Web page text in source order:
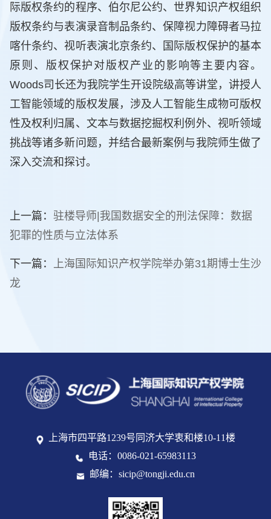
际版权条约的程序、伯尔尼公约、世界知识产权组织
版权条约与表演录音制品条约、保障视力障碍者马拉
喀什条约、视听表演北京条约、国际版权保护的基本
原则、版权保护对版权产业的影响等主要内容。
Woods司长还为我院学生开设院级高等讲堂，讲授人
工智能领域的版权发展，涉及人工智能生成物可版权
性及权利归属、文本与数据挖掘权利例外、视听领域
挑战等诸多新问题，并结合最新案例与我院师生做了
深入交流和探讨。
上一篇： 驻楼导师|我国数据安全的刑法保障：数据
犯罪的性质与立法体系
下一篇：
上海国际知识产权学院举办第31期博士生沙
龙
上海市四平路1239号同济大学衷和楼10-11楼
电话：0086-021-65983113
邮编：sicip@tongji.edu.cn